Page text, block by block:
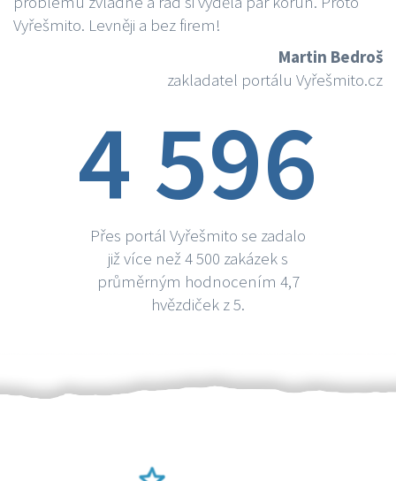
Vyřešmito. Levněji a bez firem!
Martin Bedroš
zakladatel portálu Vyřešmito.cz
4 596
Přes portál Vyřešmito se zadalo
již více než 4 500 zakázek s
průměrným hodnocením 4,7
hvězdiček z 5.